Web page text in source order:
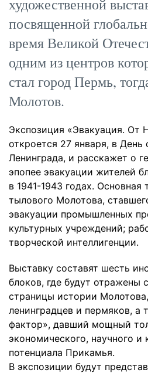
художественной
посвященной
время Великой
одним из центров
стал город Пермь,
Молотов.
Экспозиция «Эвакуация. От
откроется 27 января, в День
Ленинграда, и расскажет о
эпопее эвакуации жителей
в 1941-1943 годах.
тылового Молотова,
эвакуации промышленных
культурных учреждений;
творческой интеллигенции.
Выставку составят шесть
блоков, где будут отражены
страницы истории
ленинградцев и пермяков, а
фактор», давший мощный
экономического, научного и
потенциала Прикамья.
В экспозиции будут